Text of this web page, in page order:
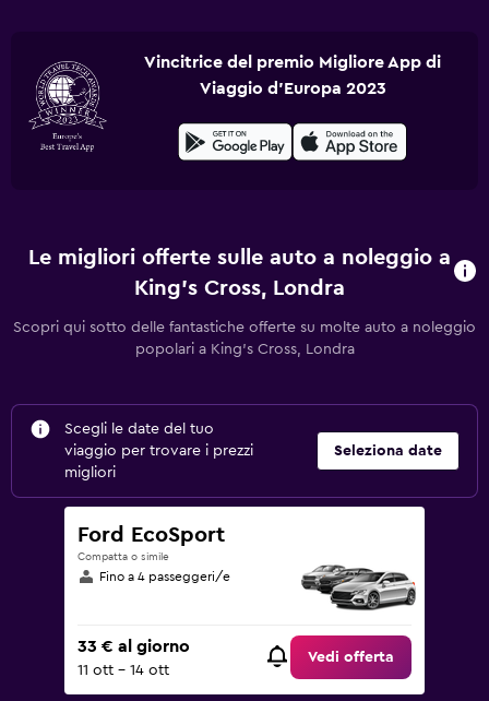
Vincitrice del premio Migliore App di
Viaggio d'Europa 2023
Le migliori offerte sulle auto a noleggio a
King's Cross, Londra
Scopri qui sotto delle fantastiche offerte su molte auto a noleggio
popolari a King's Cross, Londra
Scegli le date del tuo
viaggio per trovare i prezzi
migliori
Seleziona date
Ford EcoSport
Compatta o simile
Fino a 4 passeggeri/e
33 € al giorno
11 ott - 14 ott
Vedi offerta